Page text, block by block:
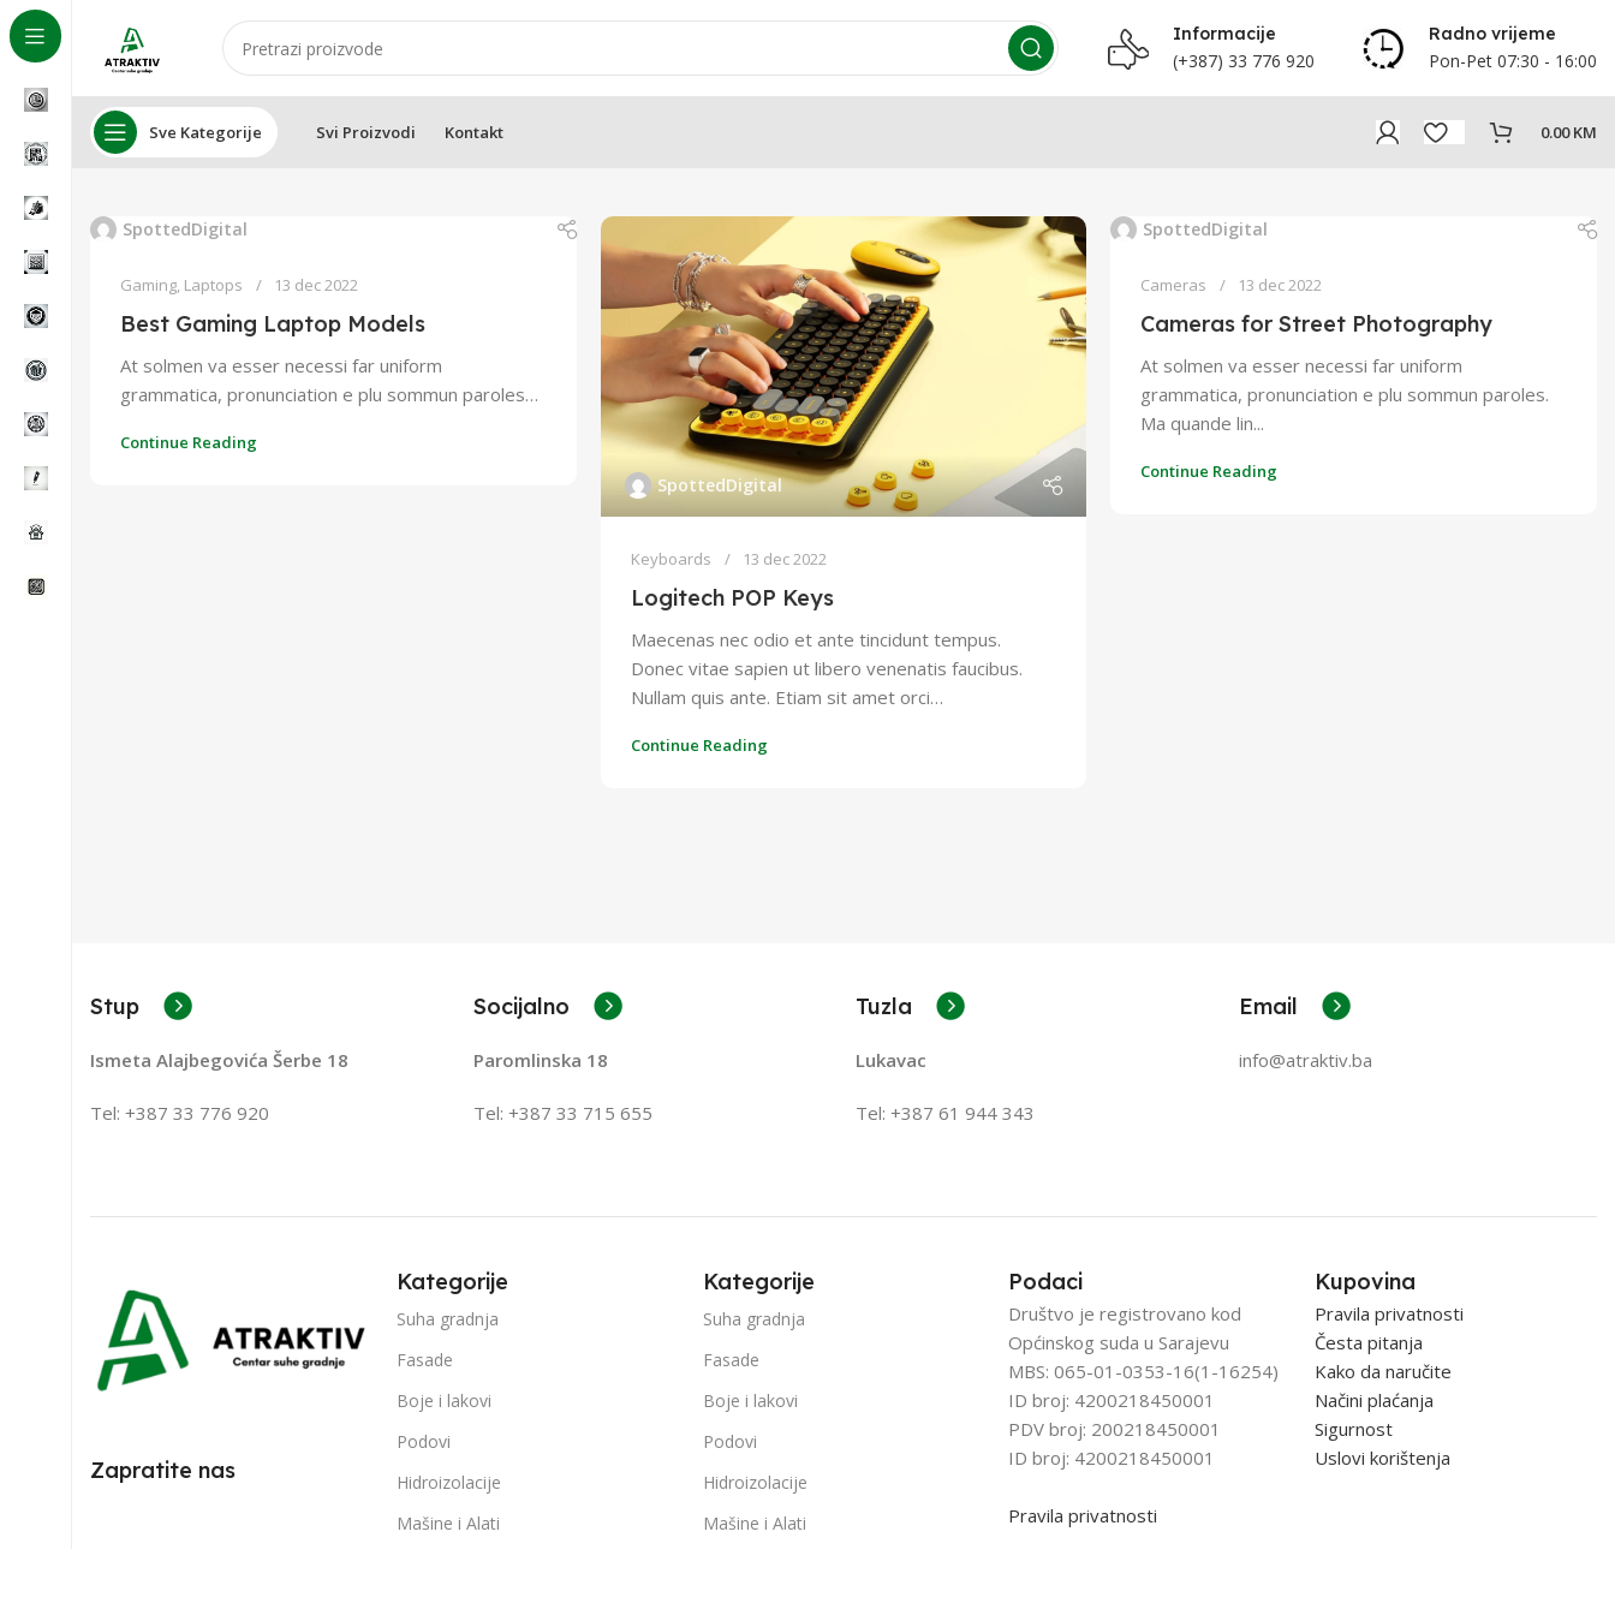
Informacije
(+387) 33 776 920
Radno vrijeme
Pon-Pet 07:30 - 16:00
Sve Kategorije Svi Proizvodi Kontakt 0.00KM
SpottedDigital
Gaming, Laptops 13 dec 2022
Best Gaming Laptop Models
At solmen va esser necessi far uniform
grammatica, pronunciation e plu sommun paroles…
Continue Reading
SpottedDigital
Keyboards 13 dec 2022
Logitech POP Keys
Maecenas nec odio et ante tincidunt tempus.
Donec vitae sapien ut libero venenatis faucibus.
Nullam quis ante. Etiam sit amet orci…
Continue Reading
SpottedDigital
Cameras 13 dec 2022
Cameras for Street Photography
At solmen va esser necessi far uniform
grammatica, pronunciation e plu sommun paroles.
Ma quande lin...
Continue Reading
Stup
Ismeta Alajbegovića Šerbe 18
Tel: +387 33 776 920
Socijalno
Paromlinska 18
Tel: +387 33 715 655
Tuzla
Lukavac
Tel: +387 61 944 343
Email
info@atraktiv.ba
Zapratite nas
Kategorije
Suha gradnja
Fasade
Boje i lakovi
Podovi
Hidroizolacije
Mašine i Alati
Kategorije
Suha gradnja
Fasade
Boje i lakovi
Podovi
Hidroizolacije
Mašine i Alati
Podaci
Društvo je registrovano kod
Općinskog suda u Sarajevu
MBS: 065-01-0353-16(1-16254)
ID broj: 4200218450001
PDV broj: 200218450001
ID broj: 4200218450001
Pravila privatnosti
Kupovina
Pravila privatnosti
Česta pitanja
Kako da naručite
Načini plaćanja
Sigurnost
Uslovi korištenja